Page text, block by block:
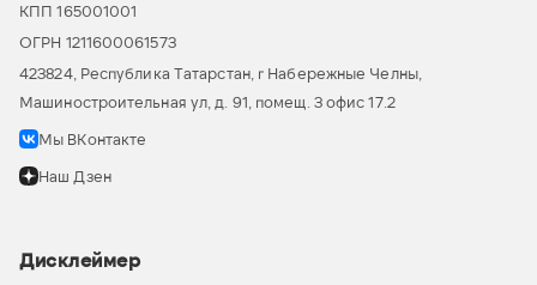
КПП 165001001
ОГРН 1211600061573
423824, Республика Татарстан, г Набережные Челны,
Машиностроительная ул, д. 91, помещ. 3 офис 17.2
Мы ВКонтакте
Наш Дзен
Дисклеймер